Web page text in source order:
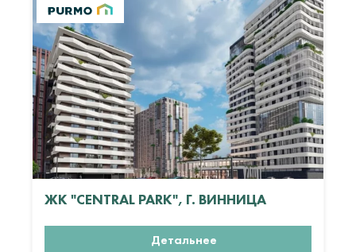
ЖК "CENTRAL PARK", Г. ВИННИЦА
Детальнее